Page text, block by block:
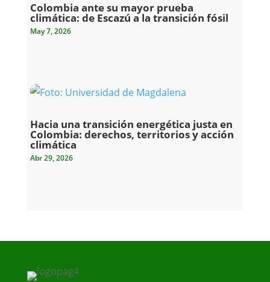
Colombia ante su mayor prueba
climática: de Escazú a la transición fósil
May 7, 2026
Hacia una transición energética justa en
Colombia: derechos, territorios y acción
climática
Abr 29, 2026